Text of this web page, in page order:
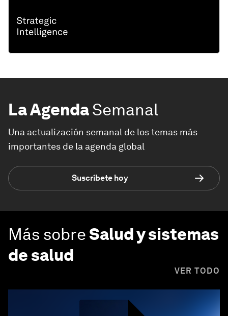
La AgendaSemanal
Una actualización semanal de los temas más
importantes de la agenda global
Suscríbete hoy
Más sobreSalud y sistemas
de salud
VER TODO